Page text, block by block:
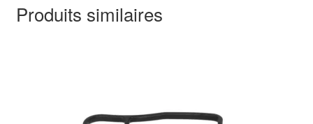
Produits similaires